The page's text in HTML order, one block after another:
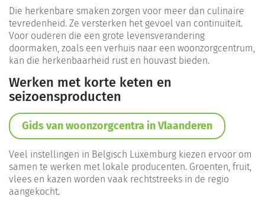
Die herkenbare smaken zorgen voor meer dan culinaire
tevredenheid. Ze versterken het gevoel van continuïteit.
Voor ouderen die een grote levensverandering
doormaken, zoals een verhuis naar een woonzorgcentrum,
kan die herkenbaarheid rust en houvast bieden.
Werken met korte keten en
seizoensproducten
Gids van woonzorgcentra in Vlaanderen
Veel instellingen in Belgisch Luxemburg kiezen ervoor om
samen te werken met lokale producenten. Groenten, fruit,
vlees en kazen worden vaak rechtstreeks in de regio
aangekocht.